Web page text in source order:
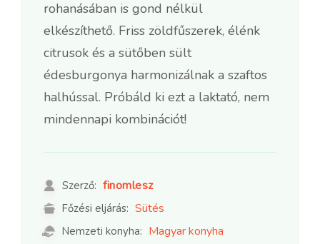
rohanásában is gond nélkül
elkészíthető. Friss zöldfűszerek, élénk
citrusok és a sütőben sült
édesburgonya harmonizálnak a szaftos
halhússal. Próbáld ki ezt a laktató, nem
mindennapi kombinációt!
Szerző: finomlesz
Főzési eljárás: Sütés
Nemzeti konyha: Magyar konyha